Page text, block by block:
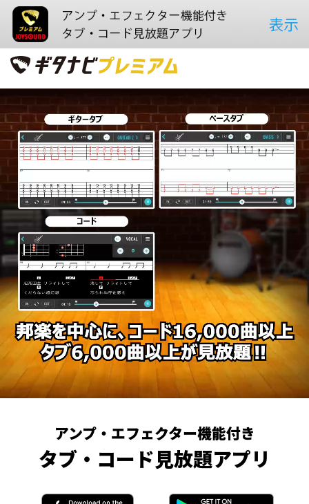
アンプ・エフェクター機能付き
タブ・コード見放題アプリ